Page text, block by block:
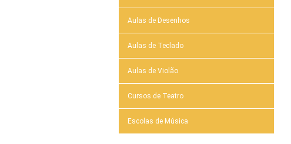
Aulas de Desenhos
Aulas de Teclado
Aulas de Violão
Cursos de Teatro
Escolas de Música